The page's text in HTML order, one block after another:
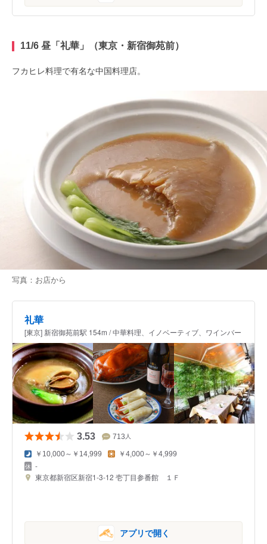
11/6 昼「礼華」（東京・新宿御苑前）
フカヒレ料理で有名な中国料理店。
写真：お店から
礼華
[東京] 新宿御苑前駅 154m / 中華料理、イノベーティブ、ワインバー
3.53 713 人
￥10,000～￥14,999 ￥4,000～￥4,999
-
東京都新宿区新宿1-3-12 壱丁目参番館 １Ｆ
アプリで開く